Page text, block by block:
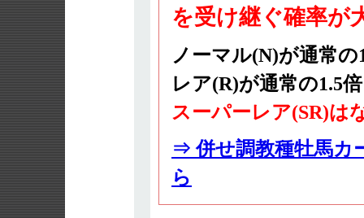
を受け継ぐ確率が
ノーマル(N)が通常の
レア(R)が通常の1.5
スーパーレア(SR)は
⇒ 併せ調教種牡馬カ
ら